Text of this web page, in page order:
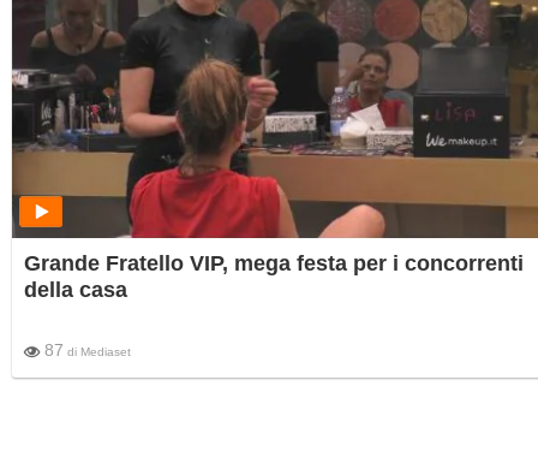
Grande Fratello VIP, mega festa per i concorrenti
della casa
87 di Mediaset